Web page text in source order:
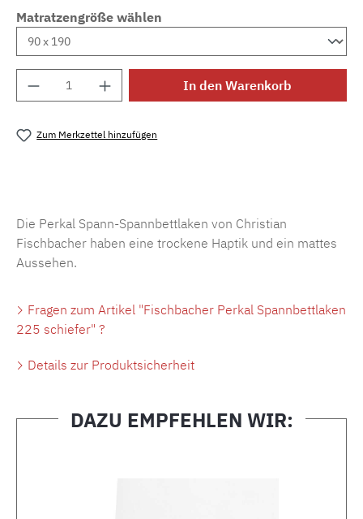
Matratzengröße wählen
Produkt Anzahl: Gib den gewünschten
In den Warenkorb
Zum Merkzettel hinzufügen
Die Perkal Spann-Spannbettlaken von Christian
Fischbacher haben eine trockene Haptik und ein mattes
Aussehen.
Fragen zum Artikel "Fischbacher Perkal Spannbettlaken
225 schiefer" ?
Details zur Produktsicherheit
DAZU EMPFEHLEN WIR: